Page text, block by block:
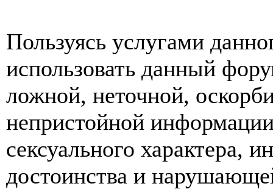
Пользуясь услугами
использовать данный
ложной, неточной,
непристойной
сексуального характера,
достоинства и